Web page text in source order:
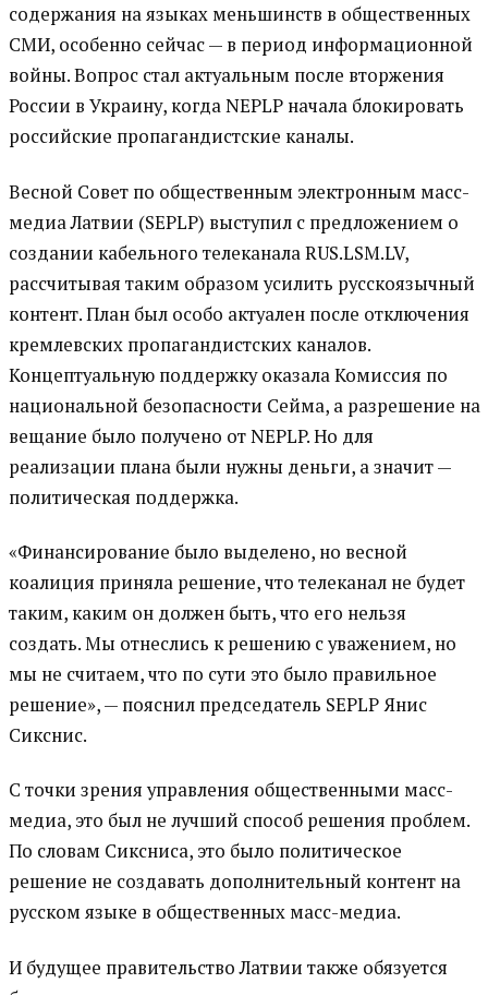
содержания на языках меньшинств в общественных
СМИ, особенно сейчас — в период информационной
войны. Вопрос стал актуальным после вторжения
России в Украину, когда NEPLP начала блокировать
российские пропагандистские каналы.
Весной Совет по общественным электронным масс-
медиа Латвии (SEPLP) выступил с предложением о
создании кабельного телеканала RUS.LSM.LV,
рассчитывая таким образом усилить русскоязычный
контент. План был особо актуален после отключения
кремлевских пропагандистских каналов.
Концептуальную поддержку оказала Комиссия по
национальной безопасности Сейма, а разрешение на
вещание было получено от NEPLP. Но для
реализации плана были нужны деньги, а значит —
политическая поддержка.
«Финансирование было выделено, но весной
коалиция приняла решение, что телеканал не будет
таким, каким он должен быть, что его нельзя
создать. Мы отнеслись к решению с уважением, но
мы не считаем, что по сути это было правильное
решение», — пояснил председатель SEPLP Янис
Сикснис.
С точки зрения управления общественными масс-
медиа, это был не лучший способ решения проблем.
По словам Сиксниса, это было политическое
решение не создавать дополнительный контент на
русском языке в общественных масс-медиа.
И будущее правительство Латвии также обязуется